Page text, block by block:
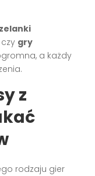
czy gry
a każdy
z
rodzaju gier